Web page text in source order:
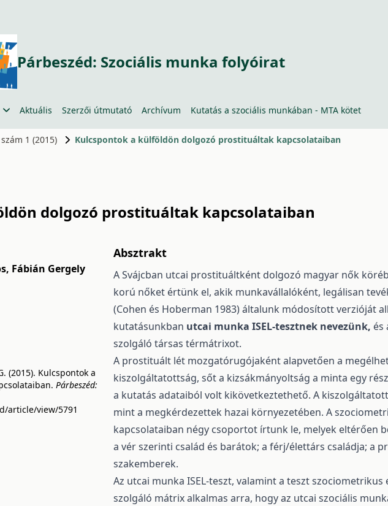
Párbeszéd: Szociális munka folyóirat
Aktuális Szerzői útmutató Archívum Kutatás a szociális munkában - MTA kötet
1 (2015) Kulcspontok a külföldön dolgozó prostituáltak kapcsolataiban
dolgozó prostituáltak kapcsolataiban
, Fábián Gergely
(2015). Kulcspontok a
Párbeszéd:
article/view/5791
Absztrakt
A Svájcban utcai prostituáltként dolgozó magyar nők
korú nőket értünk el, akik munkavállalóként, legálisan
(Cohen és Hoberman 1983) általunk módosított verzióját
kutatásunkban utcai munka ISEL-tesztnek nevezünk, és
szolgáló társas térmátrixot.
A prostituált lét mozgatórugójaként alapvetően a
kiszolgáltatottság, sőt a kizsákmányoltság a minta egy
a kutatás adataiból volt kikövetkeztethető. A
mint a megkérdezettek hazai környezetében. A
kapcsolataiban négy csoportot írtunk le, melyek eltérően
a vér szerinti család és barátok; a férj/élettárs családja; a
szakemberek.
Az utcai munka ISEL-teszt, valamint a teszt
szolgáló mátrix alkalmas arra, hogy az utcai szociális